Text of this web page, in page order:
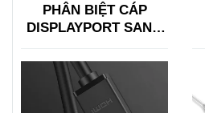
PHÂN BIỆT CÁP
DISPLAYPORT SANG
DISPLAYPORT